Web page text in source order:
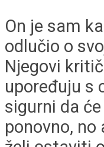
On je sam
odlučio o
Njegovi
upoređuju s
sigurni da
ponovno,